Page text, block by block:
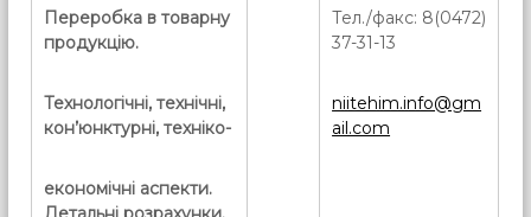
Переробка в товарну
продукцію.
Технологічні, технічні,
кон’юнктурні, техніко-
економічні аспекти.
Тел./факс: 8(0472)
37-31-13
niitehim.info@gm
ail.com